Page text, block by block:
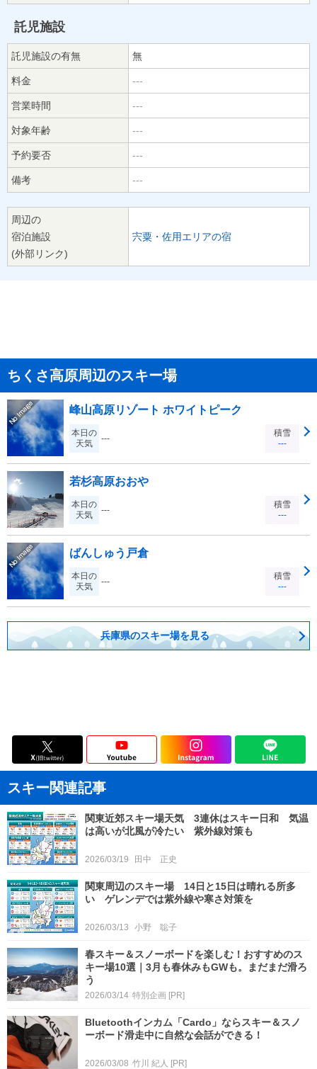
託児施設
託児施設の有無 無
料金 ---
営業時間 ---
対象年齢 ---
予約要否 ---
備考 ---
周辺の
宿泊施設
(外部リンク)
宍粟・佐用エリアの宿
ちくさ高原周辺のスキー場
峰山高原リゾート ホワイトピーク
本日の
天気
---
積雪
---
若杉高原おおや
本日の
天気
---
積雪
---
ばんしゅう戸倉
本日の
天気
---
積雪
---
兵庫県のスキー場を見る
スキー関連記事
関東近郊スキー場天気 3連休はスキー日和 気温
は高いが北風が冷たい 紫外線対策も
2026/03/19 田中 正史
関東周辺のスキー場 14日と15日は晴れる所多
い ゲレンデでは紫外線や寒さ対策を
2026/03/13 小野 聡子
春スキー＆スノーボードを楽しむ！おすすめのス
キー場10選｜3月も春休みもGWも。まだまだ滑ろ
う
2026/03/14 特別企画 [PR]
Bluetoothインカム「Cardo」ならスキー＆スノ
ーボード滑走中に自然な会話ができる！
2026/03/08 竹川 紀人 [PR]